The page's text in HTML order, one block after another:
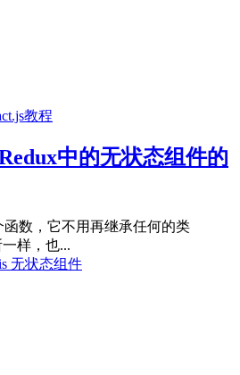
教程
中的无状态组件的
数，它不用再继承任何的类
一样，也...
无状态组件